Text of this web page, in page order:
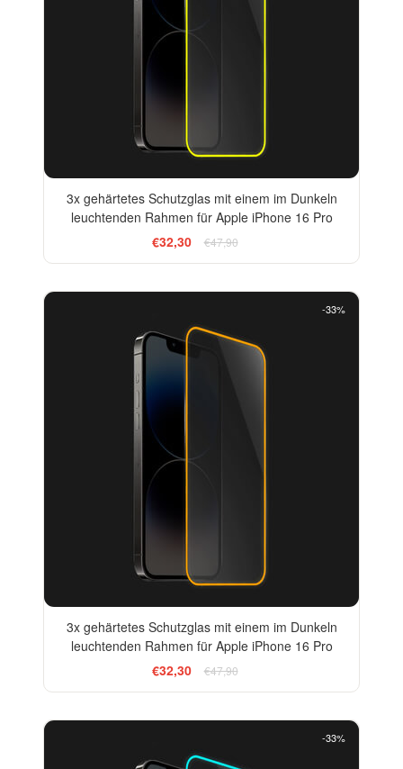
3x gehärtetes Schutzglas mit einem im Dunkeln
leuchtenden Rahmen für Apple iPhone 16 Pro
€32,30
€47,90
-33%
3x gehärtetes Schutzglas mit einem im Dunkeln
leuchtenden Rahmen für Apple iPhone 16 Pro
€32,30
€47,90
-33%